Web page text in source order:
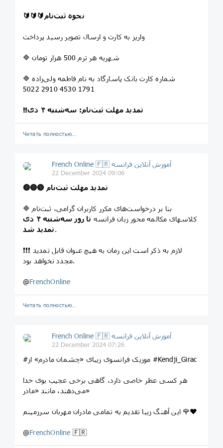
🔰🔰🔰نحوه ثبت‌نام
واریز به کارت و ارسال تصویر رسید پرداخت
🔷 شهریه هر ترم 500 هزار تومان
🔷 شماره کارت بانک پاسارگاد به نام فاطمه ولی‌زاده
5022 2910 4530 1791
‼️تمدید مهلت ثبت‌نام: سه‌شنبه ۴ دی
Читать полностью…
French Online 🇫🇷 آموزش آنلاین فرانسه
22 December 2024 09:06
🔴🔴🔴 تمدید مهلت ثبت‌نام
🔷 بنا بر درخواست‌های مکرر کاربران گرامی، ثبت‌نام
کلاسهای مکالمه محور زبان فرانسه
تا روز سه‌شنبه ۴ دی
تمدید شد.
❗️❗️❗️ لازم به ذکر است این زمان به هیچ عنوان قابل تمدید
مجدد نخواهد بود.
@FrenchOnline
Читать полностью…
French Online 🇫🇷 آموزش آنلاین فرانسه
22 December 2024 07:26
#موزیک فرانسوی زیبای «چشمان مادرم» از #Kendji_Girac
هر کسی عطر خاصی دارد، گاهی برخی عجیب بوی خدا
می‌دهند، مانند «مادر»
این آهنگ زیبا تقدیم به تمامی مادران مهربان سرزمینم 🌹❤️
@FrenchOnline 🇫🇷